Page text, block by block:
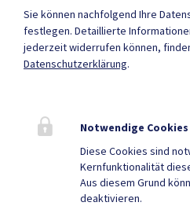
04710 2249-16
Heute , 08:00 bis 12:00 Uhr
Amtsstunden
Heute , 08:00 bis 16:00 Uhr
Sie können nachfolgend Ihre
festlegen. Detaillierte
jederzeit widerrufen können,
Datenschutzerklärung.
Notwendige Cookies
Diese Cookies sind
Kernfunktionalität
Aus diesem Grund
deaktivieren.